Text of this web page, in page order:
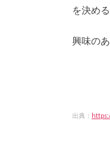
を決め
興味の
出典：